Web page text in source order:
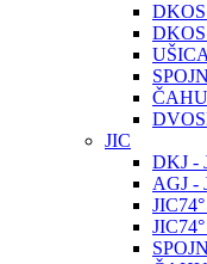
JIC
DKJ -
AGJ -